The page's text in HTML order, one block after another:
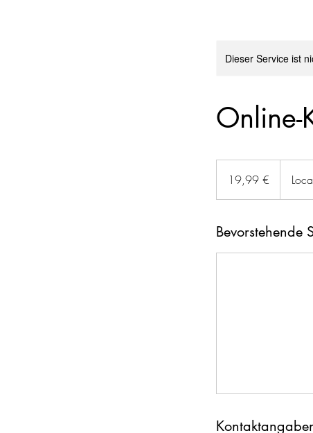
Dieser Service ist
Online-
19,99 €
Bevorstehende